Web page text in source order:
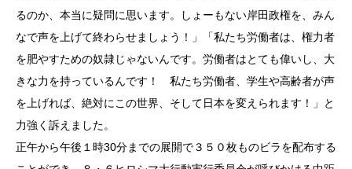
るのか、本当に疑問に思います。しょーもない岸田政権を、みん
なで声を上げて終わらせましょう！」「私たち労働者は、権力者
を肥やすための奴隷じゃないんです。労働者はとても偉いし、大
きな力を持っているんです！ 私たち労働者、学生や高齢者が声
を上げれば、絶対にこの世界、そして日本を変えられます！」と
力強く訴えました。
正午から午後１時30分までの展開で３５０枚ものビラを配布する